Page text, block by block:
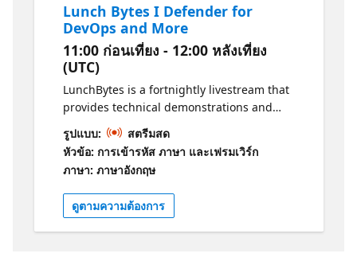
Lunch Bytes I Defender for
DevOps and More
11:00 ก่อนเที่ยง - 12:00 หลังเที่ยง
(UTC)
LunchBytes is a fortnightly livestream that
provides technical demonstrations and
conversations with experts from Microsoft
UK about the world of Azure! Join us for an
insightful session on Defender for DevOps
hosted by the LunchBytes team at Microsoft
UK. This live stream will delve into the
advanced security features for Azure
DevOps, demonstrating how GitHub
รูปแบบ:
สตรีมสด
หัวข้อ: การเข้ารหัส ภาษา และเฟรมเวิร์ก
ภาษา: ภาษาอังกฤษ
ดูตามความต้องการ